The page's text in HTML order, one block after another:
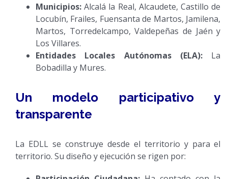
Municipios:Alcalá la Real, Alcaudete, Castillo de
Locubín, Frailes, Fuensanta de Martos, Jamilena,
Martos, Torredelcampo, Valdepeñas de Jaén y
Los Villares.
Entidades Locales Autónomas (ELA): La
Bobadilla y Mures.
Un modelo participativo y
transparente
La EDLL se construye desde el territorio y para el
territorio. Su diseño y ejecución se rigen por: